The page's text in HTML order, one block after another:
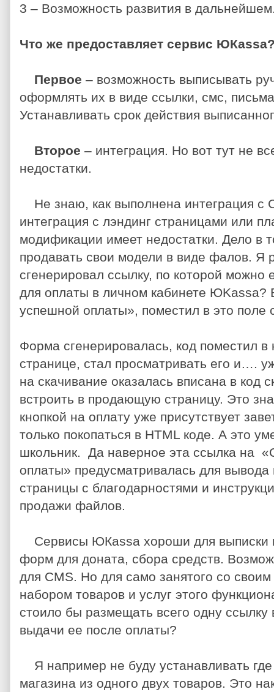
3 – Возможность развития в
Что же предоставляет сервис
Первое – возможность выписывать
оформлять их в виде ссылки, смс,
Устанавливать срок действия
Второе – интеграция. Но вот тут не
недостатки.
Не знаю, как выполнена интеграция с
интеграция с лэндинг страницами или
модификации имеет недостатки. Дело в
продавать свои модели в виде фалов. Я
сгенерировал ссылку, по которой
для оплаты в личном кабинете ЮKassa?
успешной оплаты», поместил в это поле
Форма сгенерировалась, код поместил
странице, стал просматривать его и….
на скачивание оказалась вписана в код
встроить в продающую страницу. Это
кнопкой на оплату уже присутствует
только покопаться в HTML коде. А это
школьник. Да наверное эта ссылка на
оплаты» предусматривалась для вывода
страницы с благодарностями и
продажи файлов.
Сервисы ЮКassa хороши для выписки
форм для доната, сбора средств.
для CMS. Но для само занятого со
набором товаров и услуг этого
стоило бы размещать всего одну ссылку
выдачи ее после оплаты?
Я например не буду устанавливать
магазина из одного двух товаров. Это